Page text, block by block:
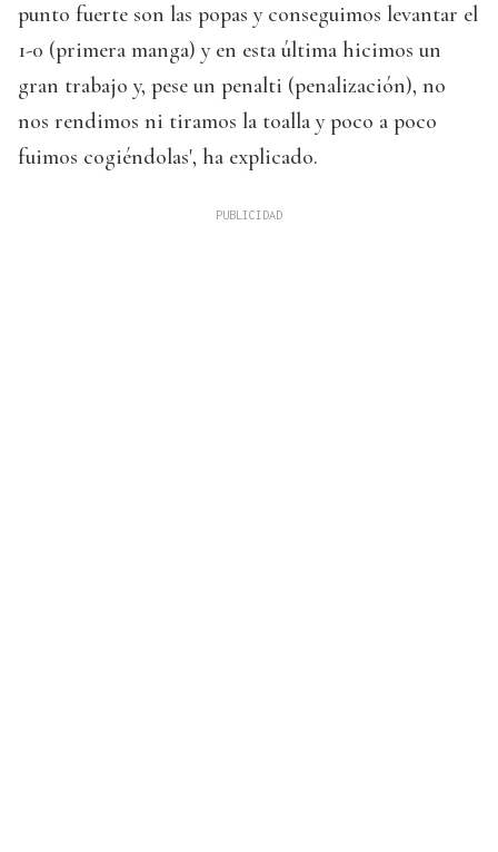
punto fuerte son las popas y conseguimos levantar el
1-0 (primera manga) y en esta última hicimos un
gran trabajo y, pese un penalti (penalización), no
nos rendimos ni tiramos la toalla y poco a poco
fuimos cogiéndolas', ha explicado.